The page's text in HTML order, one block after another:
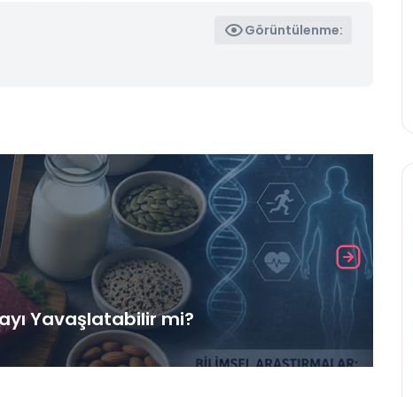
Görüntülenme:
Yavaşlatabilir mi?